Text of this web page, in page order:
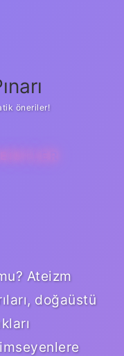
öneriler!
Ateizm
doğaüstü